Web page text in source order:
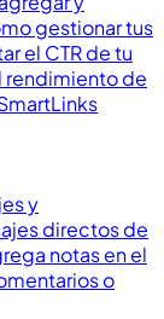
gestionar tus
el CTR de tu
rendimiento de
y
directos de
notas en el
o